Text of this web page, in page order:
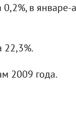
в январе-
22,3%.
2009 года.